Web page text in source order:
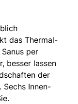
das Thermal-
per
besser lassen
der
Sechs Innen-